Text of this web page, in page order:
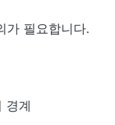
가 필요합니다.
경계